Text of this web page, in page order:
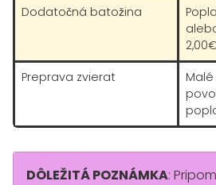
Dodatočná batožina
Preprava zvierat
DÔLEŽITÁ POZNÁMKA: